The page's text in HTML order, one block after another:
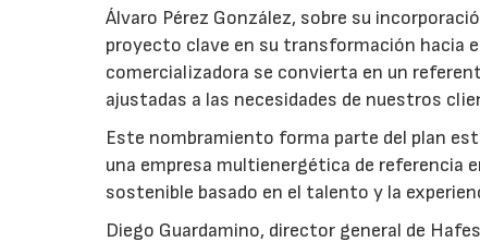
Álvaro Pérez González, sobre su
proyecto clave en su transformación hacia
comercializadora se convierta en un
ajustadas a las necesidades de nuestros
Este nombramiento forma parte del plan
una empresa multienergética de referencia
sostenible basado en el talento y la
Diego Guardamino, director general de